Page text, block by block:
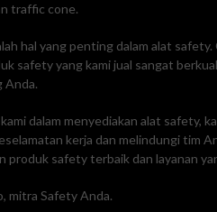
traffic cone.
hal yang penting dalam alat safety.
safety yang kami jual sangat
Anda.
dalam menyediakan alat safety,
kerja dan melindungi tim
produk safety terbaik dan layanan
mitra Safety Anda.